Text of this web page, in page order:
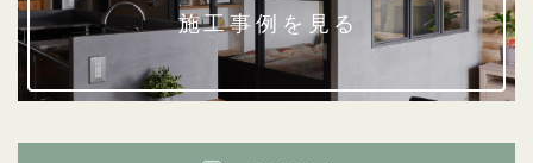
施工事例を見る